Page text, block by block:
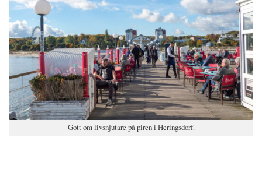
Gott om livsnjutare på piren i Heringsdorf.